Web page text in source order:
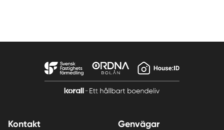
Kontakt Genvägar